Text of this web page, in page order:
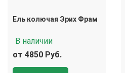
Ель колючая Эрих Фрам
В наличии
от 4850 Руб.